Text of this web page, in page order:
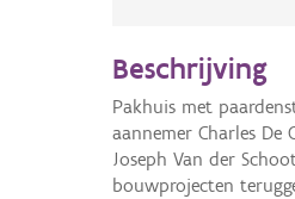
Beschrijving
Pakhuis met
aannemer Charles De
Joseph Van der
bouwprojecten